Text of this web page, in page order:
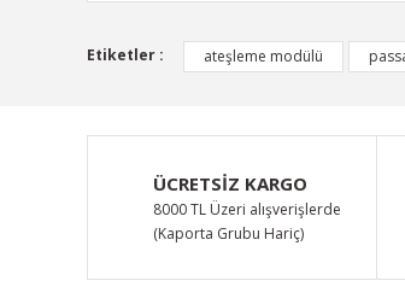
Bu ürünün fiyat bilgisi, resim, ürün
Görüş ve önerileriniz için teşekkür
Ürün resmi kalitesiz, bozuk veya
Ürün açıklamasında eksik bilgiler
Ürün bilgilerinde hatalar bulunuyor.
Ürün fiyatı diğer sitelerden daha
Etiketler : ateşleme modülü
ÜCRETSİZ KARGO
8000 TL Üzeri alışverişlerde
(Kaporta Grubu Hariç)